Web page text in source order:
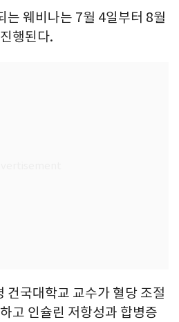
는 웨비나는 7월 4일부터 8월
행된다.
건국대학교 교수가 혈당 조절
고 인슐린 저항성과 합병증